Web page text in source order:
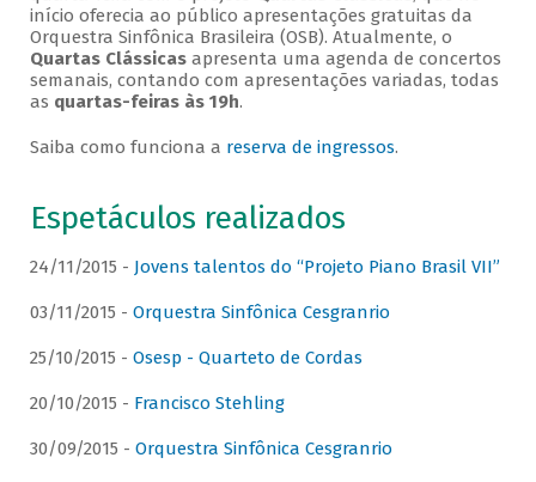
início oferecia ao público apresentações gratuitas da
Orquestra Sinfônica Brasileira (OSB). Atualmente, o
Quartas Clássicasapresenta uma agenda de concertos
semanais, contando com apresentações variadas, todas
as quartas-feiras às 19h.
Saiba como funciona a reserva de ingressos.
Espetáculos realizados
24/11/2015 - Jovens talentos do “Projeto Piano Brasil VII”
03/11/2015 - Orquestra Sinfônica Cesgranrio
25/10/2015 - Osesp - Quarteto de Cordas
20/10/2015 - Francisco Stehling
30/09/2015 - Orquestra Sinfônica Cesgranrio